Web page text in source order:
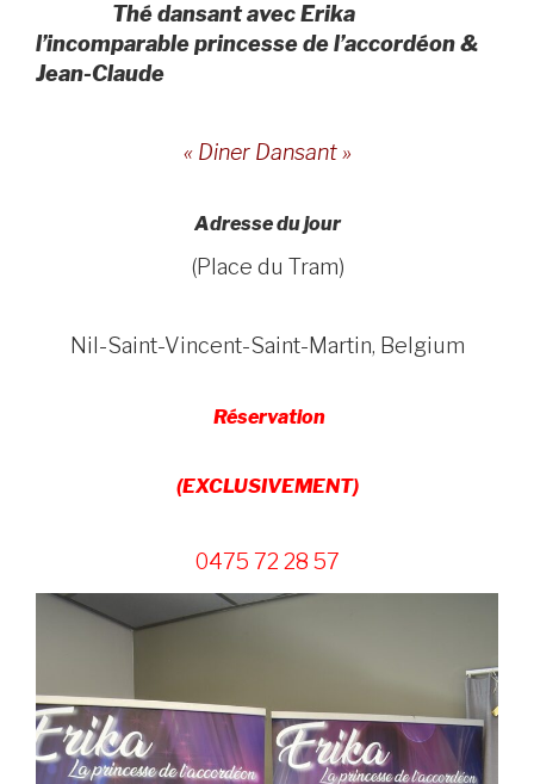
Thé dansant avec Erika
l’incomparable princesse de l’accordéon &
Jean-Claude
« DinerDansant »
Adresse du jour
(Place du Tram)
Nil-Saint-Vincent-Saint-Martin, Belgium
Réservation
(EXCLUSIVEMENT)
0475 72 28 57